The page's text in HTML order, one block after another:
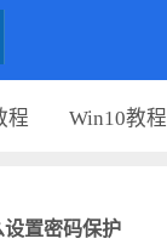
程 Win10教程
置密码保护